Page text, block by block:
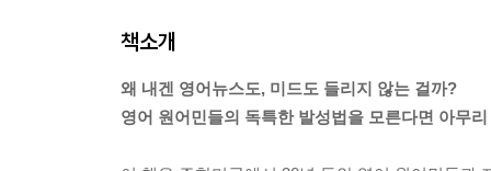
책소개
왜 내겐 영어뉴스도, 미드도 들리지 않는 걸까?
영어 원어민들의 독특한 발성법을 모른다면 아무